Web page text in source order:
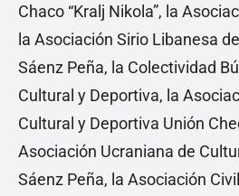
Chaco “Kralj Nikola”, la
la Asociación Sirio Libanesa
Sáenz Peña, la Colectividad
Cultural y Deportiva, la
Cultural y Deportiva Unión
Asociación Ucraniana de
Sáenz Peña, la Asociación